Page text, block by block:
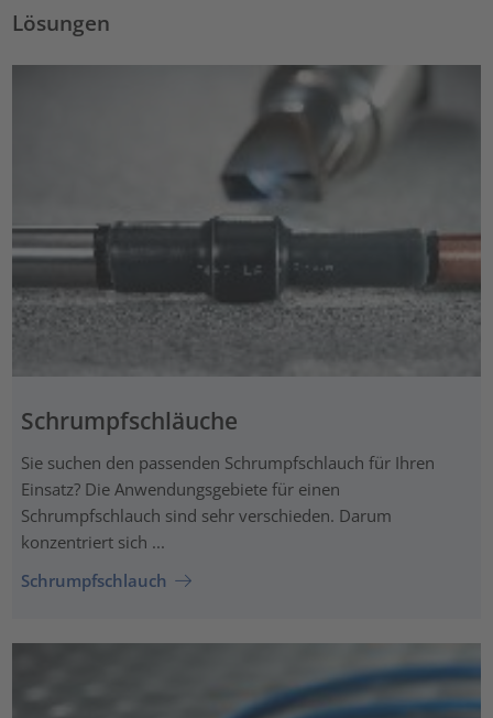
Lösungen
Schrumpfschläuche
Sie suchen den passenden Schrumpfschlauch für Ihren
Einsatz? Die Anwendungsgebiete für einen
Schrumpfschlauch sind sehr verschieden. Darum
konzentriert sich ...
Schrumpfschlauch